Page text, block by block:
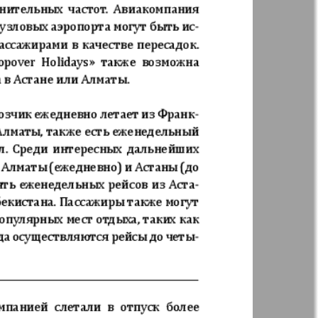
41
47
Англия
Аугсбург-сити
Будь здоров
info Вечерняя газета